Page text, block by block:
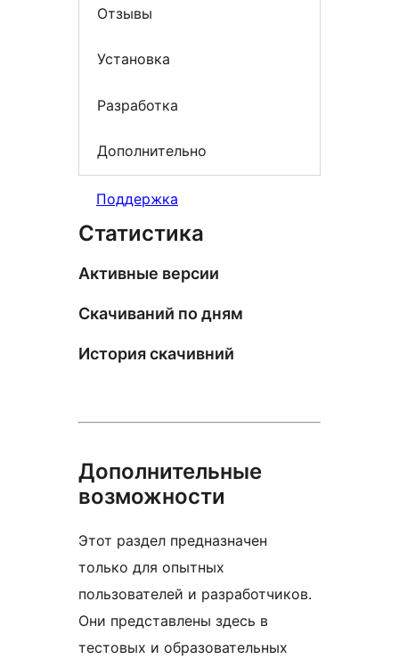
Отзывы
Установка
Разработка
Дополнительно
Поддержка
Статистика
Активные версии
Скачиваний по дням
История скачивний
Дополнительные
возможности
Этот раздел предназначен
только для опытных
пользователей и разработчиков.
Они представлены здесь в
тестовых и образовательных